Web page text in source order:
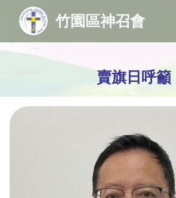
竹園區神召會
賣旗日呼籲